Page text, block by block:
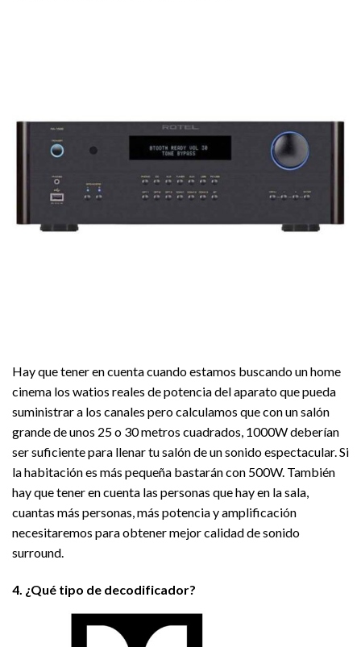
Hay que tener en cuenta cuando estamos buscando un home
cinema los watios reales de potencia del aparato que pueda
suministrar a los canales pero calculamos que con un salón
grande de unos 25 o 30 metros cuadrados, 1000W deberían
ser suficiente para llenar tu salón de un sonido espectacular. Si
la habitación es más pequeña bastarán con 500W. También
hay que tener en cuenta las personas que hay en la sala,
cuantas más personas, más potencia y amplificación
necesitaremos para obtener mejor calidad de sonido
surround.
4. ¿Qué tipo de decodificador?